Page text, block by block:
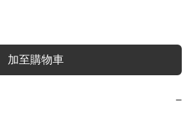
加至購物車
−